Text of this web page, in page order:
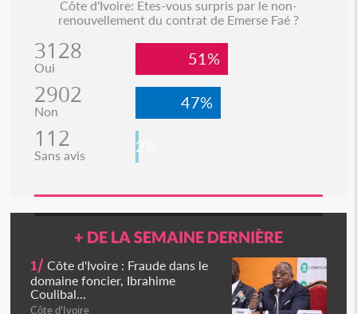
Côte d'Ivoire: Etes-vous surpris par le non-
renouvellement du contrat de Emerse Faé ?
3128
Oui 51%
2902
Non 47%
112
Sans avis 2%
+ DE LA SEMAINE DERNIÈRE
1/ Côte d'Ivoire : Fraude dans le
domaine foncier, Ibrahime
Coulibal...
Côte d'Ivoire